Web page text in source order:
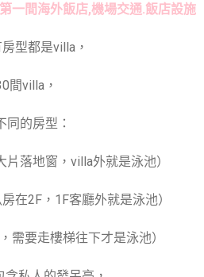
一間海外飯店,機場交通.飯店設施
型都是villa，
間villa，
同的房型：
落地窗，villa外就是泳池）
在2F，1F客廳外就是泳池）
需要走樓梯往下才是泳池）